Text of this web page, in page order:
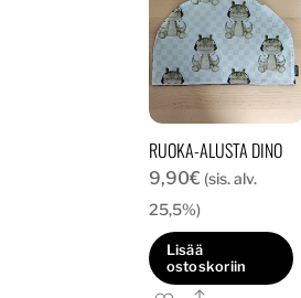
RUOKA-ALUSTA DINO
9,90€ (sis. alv.
25,5%)
Lisää
ostoskoriin